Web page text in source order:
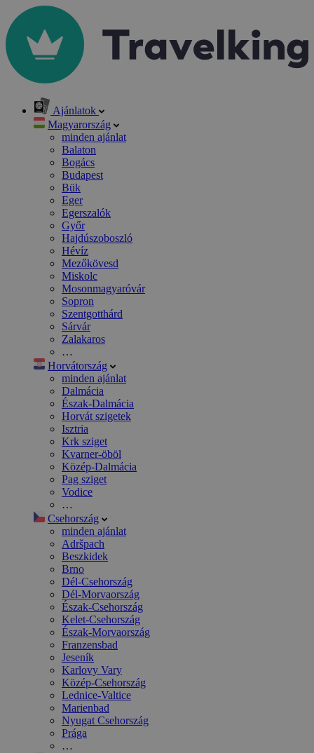
Ajánlatok
Magyarország
minden ajánlat
Balaton
Bogács
Budapest
Bük
Eger
Egerszalók
Győr
Hajdúszoboszló
Hévíz
Mezőkövesd
Miskolc
Mosonmagyaróvár
Sopron
Szentgotthárd
Sárvár
Zalakaros
…
Horvátország
minden ajánlat
Dalmácia
Észak-Dalmácia
Horvát szigetek
Isztria
Krk sziget
Kvarner-öböl
Közép-Dalmácia
Pag sziget
Vodice
…
Csehország
minden ajánlat
Adršpach
Beszkidek
Brno
Dél-Csehország
Dél-Morvaország
Észak-Csehország
Kelet-Csehország
Észak-Morvaország
Franzensbad
Jeseník
Karlovy Vary
Közép-Csehország
Lednice-Valtice
Marienbad
Nyugat Csehország
Prága
…